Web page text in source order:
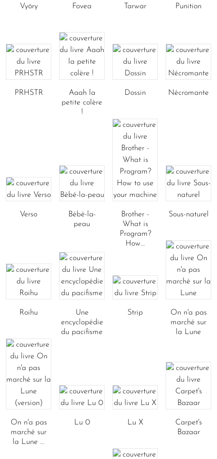
Vyöry Fovea Tarwar Punition
PRHSTR
Aaah la
petite colère
!
Dossin Nécromante
Verso
Bébé-la-
peau
Brother -
What is
Program?
How...
Sous-naturel
Roihu
Une
encyclopédie
du pacifisme
Strip
On n'a pas
marché sur
la Lune
On n'a pas
marché sur
la Lune ...
Lu 0 Lu X
Carpet's
Bazaar